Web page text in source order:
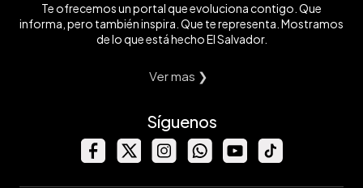
Te ofrecemos un portal que evoluciona contigo. Que
informa, pero también inspira. Que te representa. Mostramos
de lo que está hecho El Salvador.
Ver mas ❯
Síguenos